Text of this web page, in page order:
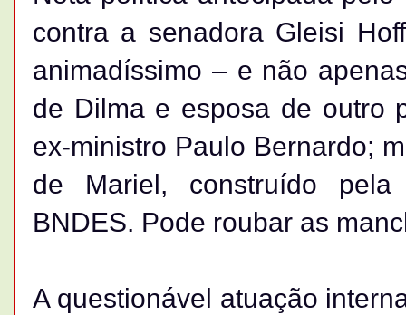
contra a senadora Gleisi
animadíssimo – e não
de Dilma e esposa de outro
ex-ministro Paulo Bernardo;
de Mariel, construído
BNDES. Pode roubar as
A questionável atuação